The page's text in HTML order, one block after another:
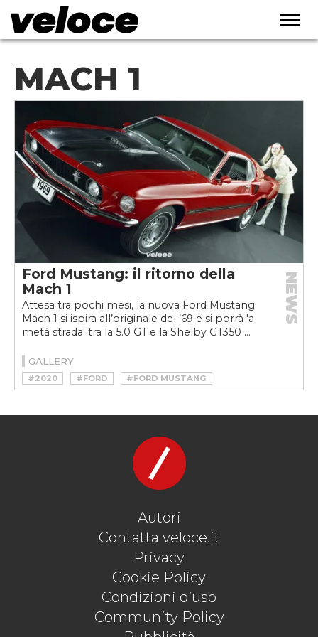
MACH 1
Ford Mustang: il ritorno della
Mach 1
Attesa tra pochi mesi, la nuova Ford Mustang
Mach 1 si ispira all’originale del ’69 e si porrà 'a
metà strada' tra la 5.0 GT e la Shelby GT350 ...
NEWS
GALLERY
#2020 #FORD
#FORD MUSTANG
#FORD MUSTANG MACH 1
#MACH 1
Autori
Contatta veloce.it
Privacy
Cookie Policy
Condizioni d’uso
Community Policy